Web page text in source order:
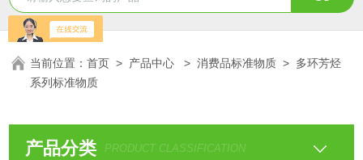
当前位置：首页 > 产品中心 >消费品标准物质 > 多环芳烃
系列标准物质
产品分类 PRODUCT CLASSIFICATION